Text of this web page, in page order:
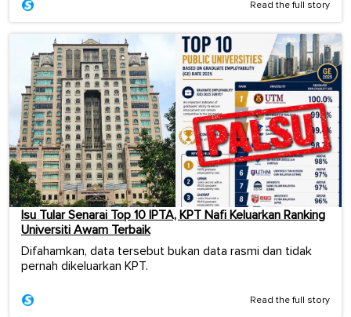
Read the full story
Isu Tular Senarai Top 10 IPTA, KPT Nafi Keluarkan Ranking
Universiti Awam Terbaik
Difahamkan, data tersebut bukan data rasmi dan tidak
pernah dikeluarkan KPT.
Read the full story